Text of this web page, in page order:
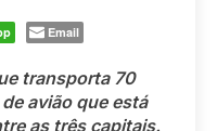
Email
transporta 70
avião que está
as três capitais.